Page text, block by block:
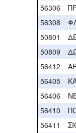
56306
56308
50801
50809
56412
56405
56406
56410
56411